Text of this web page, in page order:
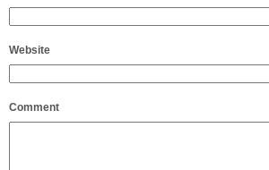
Website
Comment